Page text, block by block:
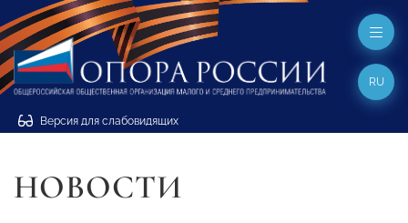
Версия для слабовидящих
RU
НОВОСТИ